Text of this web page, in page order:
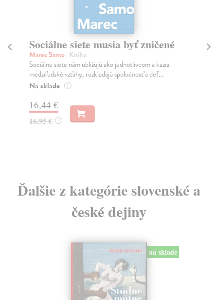
Sociálne siete musia byť zničené
Marec Samo| Kniha
Sociálne siete nám ubližujú ako jednotlivcom a kazia
medziľudské vzťahy, rozkladajú spoločnosť a def...
Na sklade ?
16,44 €
16,95 € ?
Ďalšie z kategórie slovenské a
české dejiny
na sklade